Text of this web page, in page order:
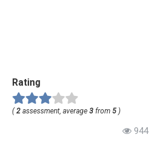
Rating
( 2 assessment, average 3 from 5 )
944